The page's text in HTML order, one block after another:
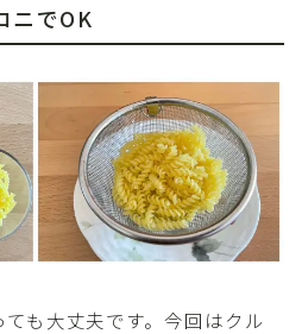
ニでOK
も大丈夫です。今回はクル